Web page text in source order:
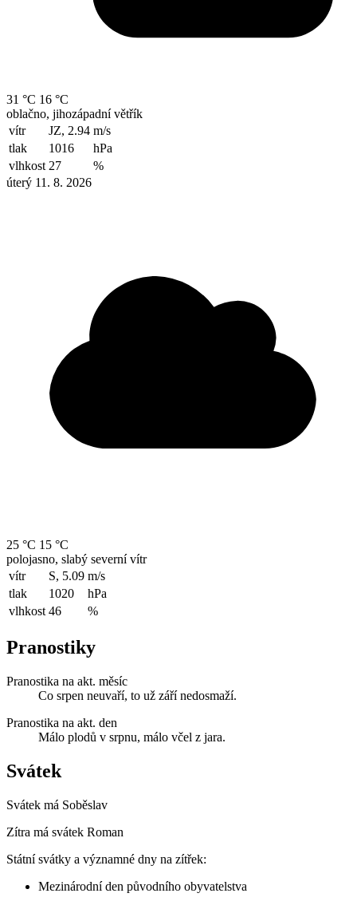
31 °C 16 °C
oblačno, jihozápadní větřík
vítr
JZ, 2.94 m/s
tlak
1016
hPa
vlhkost 27
%
úterý 11. 8. 2026
25 °C 15 °C
polojasno, slabý severní vítr
vítr
S, 5.09 m/s
tlak
1020
hPa
vlhkost 46 %
Pranostiky
Pranostika na akt. měsíc
Co srpen neuvaří, to už září nedosmaží.
Pranostika na akt. den
Málo plodů v srpnu, málo včel z jara.
Svátek
Svátek má Soběslav
Zítra má svátek Roman
Státní svátky a významné dny na zítřek:
Mezinárodní den původního obyvatelstva